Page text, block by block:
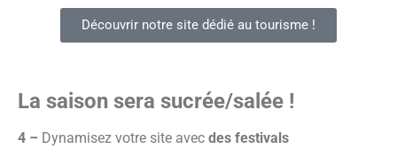
Découvrir notre site dédié au tourisme !
La saison sera sucrée/salée !
4 – Dynamisez votre site avec des festivals